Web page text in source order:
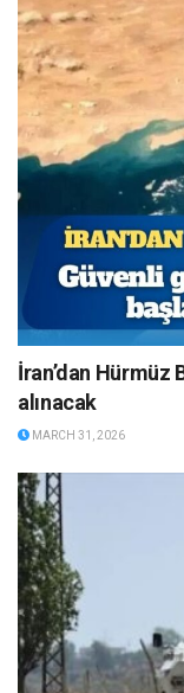
İran’dan Hürmüz
alınacak
MARCH 31, 2026